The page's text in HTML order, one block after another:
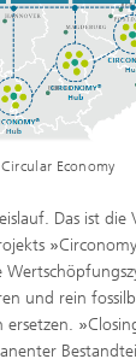
Economy
Das ist die
»
und rein
ersetzen. »